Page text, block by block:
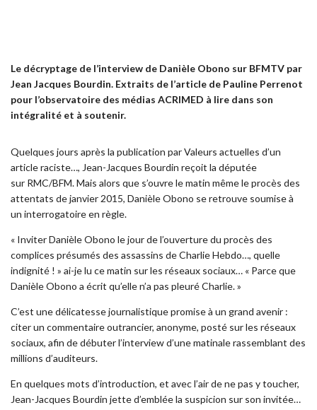
Le décryptage de l’interview de Danièle Obono sur BFMTV par
Jean Jacques Bourdin. Extraits de l’article de Pauline Perrenot
pour l’observatoire des médias ACRIMED à lire dans son
intégralité et à soutenir.
Quelques jours après la publication par Valeurs actuelles d’un
article raciste…, Jean-Jacques Bourdin reçoit la députée
sur RMC/BFM. Mais alors que s’ouvre le matin même le procès des
attentats de janvier 2015, Danièle Obono se retrouve soumise à
un interrogatoire en règle.
« Inviter Danièle Obono le jour de l’ouverture du procès des
complices présumés des assassins de Charlie Hebdo…, quelle
indignité ! » ai-je lu ce matin sur les réseaux sociaux… « Parce que
Danièle Obono a écrit qu’elle n’a pas pleuré Charlie. »
C’est une délicatesse journalistique promise à un grand avenir :
citer un commentaire outrancier, anonyme, posté sur les réseaux
sociaux, afin de débuter l’interview d’une matinale rassemblant des
millions d’auditeurs.
En quelques mots d’introduction, et avec l’air de ne pas y toucher,
Jean-Jacques Bourdin jette d’emblée la suspicion sur son invitée…